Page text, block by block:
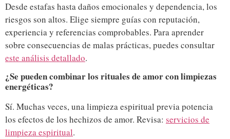
Desde estafas hasta daños emocionales y dependencia, los
riesgos son altos. Elige siempre guías con reputación,
experiencia y referencias comprobables. Para aprender
sobre consecuencias de malas prácticas, puedes consultar
este análisis detallado.
¿Se pueden combinar los rituales de amor con limpiezas
energéticas?
Sí. Muchas veces, una limpieza espiritual previa potencia
los efectos de los hechizos de amor. Revisa: servicios de
limpieza espiritual.